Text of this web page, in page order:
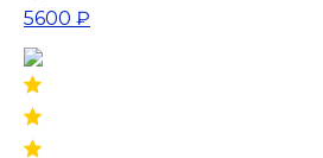
5600 ₽